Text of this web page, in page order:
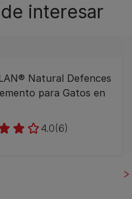
interesar
Natural Defences
para Gatos en
4.0(6)